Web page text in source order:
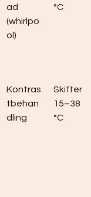
ad
(whirlpo
ol)
°C
Kontras
tbehan
dling
Skifter
15–38
°C